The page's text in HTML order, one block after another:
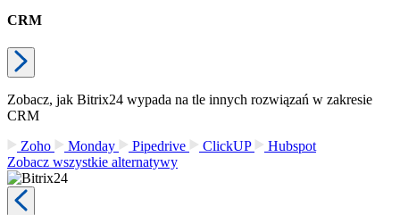
CRM
Zobacz, jak Bitrix24 wypada na tle innych rozwiązań w zakresie
CRM
Zoho
Monday Pipedrive ClickUP
Hubspot
Zobacz wszystkie alternatywy